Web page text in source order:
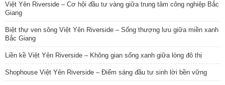
Việt Yên Riverside – Cơ hội đầu tư vàng giữa trung tâm công nghiệp Bắc
Giang
Biệt thự ven sông Việt Yên Riverside – Sống thượng lưu giữa miền xanh
Bắc Giang
Liền kề Việt Yên Riverside – Không gian sống xanh giữa lòng đô thị
Shophouse Việt Yên Riverside – Điểm sáng đầu tư sinh lời bền vững